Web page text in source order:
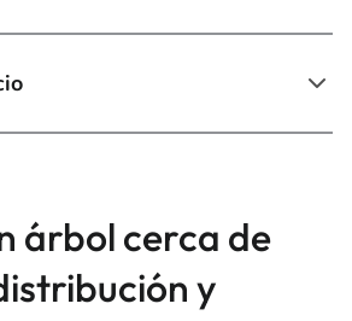
árbol cerca de
y